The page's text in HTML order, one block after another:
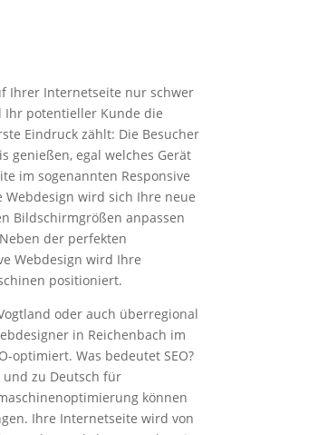
Ihrer Internetseite nur schwer
Ihr potentieller Kunde die
Eindruck zählt: Die Besucher
genießen, egal welches Gerät
im sogenannten Responsive
wird sich Ihre neue
Bildschirmgrößen anpassen
der perfekten
Webdesign wird Ihre
positioniert.
oder auch überregional
in Reichenbach im
optimiert. Was bedeutet SEO?
und zu Deutsch für
können
Ihre Internetseite wird von